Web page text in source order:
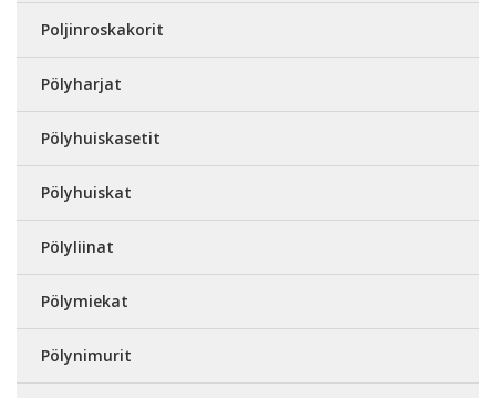
Poljinroskakorit
Pölyharjat
Pölyhuiskasetit
Pölyhuiskat
Pölyliinat
Pölymiekat
Pölynimurit